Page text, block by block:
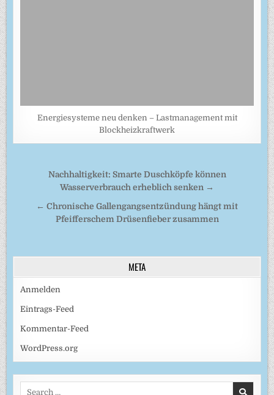
Energiesysteme neu denken – Lastmanagement mit
Blockheizkraftwerk
Beitragsnavigation
Nachhaltigkeit: Smarte Duschköpfe können
Wasserverbrauch erheblich senken →
← Chronische Gallengangsentzündung hängt mit
Pfeifferschem Drüsenfieber zusammen
META
Anmelden
Eintrags-Feed
Kommentar-Feed
WordPress.org